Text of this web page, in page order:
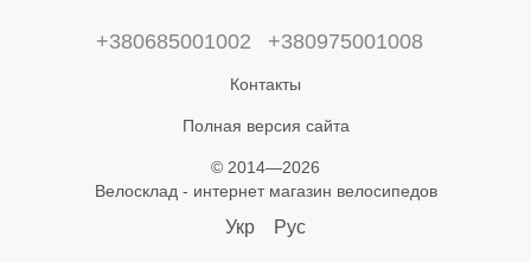
+380685001002 +380975001008
Контакты
Полная версия сайта
© 2014—2026
Велосклад - интернет магазин велосипедов
Укр Рус